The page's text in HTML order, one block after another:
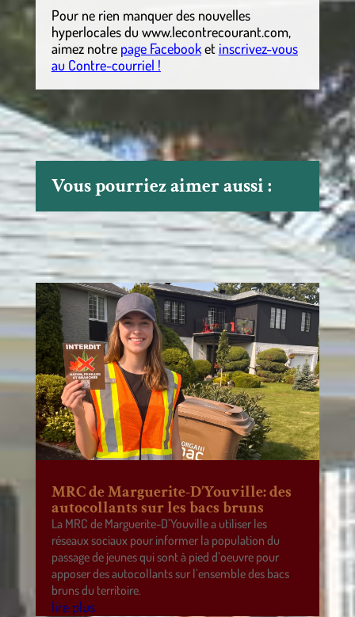
Pour ne rien manquer des nouvelles
hyperlocalesdu www.lecontrecourant.com,
aimez notre page Facebooket inscrivez-vous
au Contre-courriel !
Vous pourriez aimer aussi :
MRC de Marguerite-D’Youville: des
autocollants sur les bacs bruns
La MRC de Marguerite-D’Youville a utiliser les
réseaux sociaux pour informer la population du
passage de jeunes qui sont à pied d’oeuvre pour
apposer des autocollants sur l’ensemble des bacs
bruns du territoire.
lire plus